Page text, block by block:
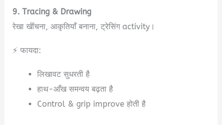
9. Tracing & Drawing
रेखा खींचना, आकृतियाँ बनाना, ट्रेसिंग activity।
⚡ फायदा:
लिखावट सुधरती है
हाथ-आँख समन्वय बढ़ता है
Control & grip improve होती है